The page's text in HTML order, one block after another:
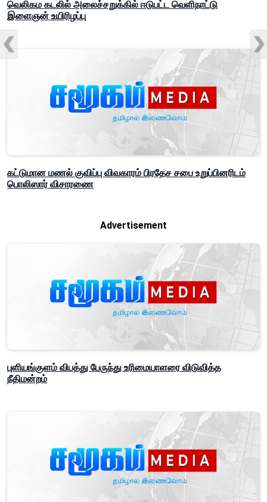
வெலிகம கடலில் அலைச்சறுக்கில் ஈடுபட்ட வெளிநாட்டு
இளைஞன் உயிரிழப்பு
கட்டுமான மணல் குவிப்பு விவகாரம் பிரதேச சபை உறுப்பினரிடம்
பொலிஸார் விசாரணை
Advertisement
புளியங்குளம் விபத்து பேருந்து உரிமையாளரை விடுவித்த
நீதிமன்றம்